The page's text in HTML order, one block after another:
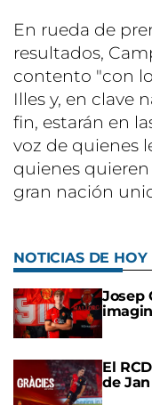
En rueda de
resultados,
contento "con
Illes y, en clave
fin, estarán en
voz de quienes
quienes
gran nación
NOTICIAS DE HOY
Josep
El
de